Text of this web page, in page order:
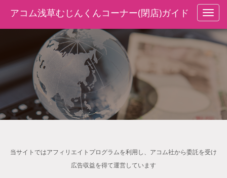
アコム浅草むじんくんコーナー(閉店)ガイド
当サイトではアフィリエイトプログラムを利用し、アコム社から委託を受け
広告収益を得て運営しています